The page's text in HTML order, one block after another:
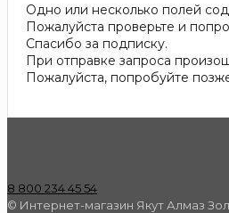
Одно или несколько полей
Пожалуйста проверьте и
Спасибо за подписку.
При отправке запроса
Пожалуйста, попробуйте
8 800 234 45 54
© Интернет-магазин Якут Алмаз